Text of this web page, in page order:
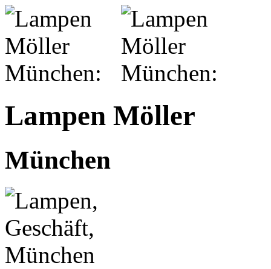
Lampen Möller
München